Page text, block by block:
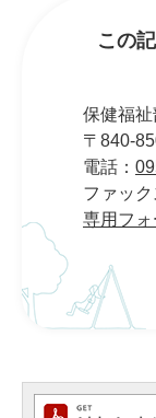
この
保健福
〒840-
電話：
ファック
専用フ